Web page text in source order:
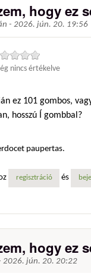
hogy ez
- 2026. jún. 20. 19:56
nincs értékelve
ez 101 gombos,
hosszú Í gombbal?
paupertas.
regisztráció és
hogy ez
2026. jún. 20. 20:22